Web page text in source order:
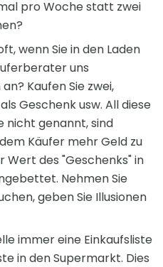
pro Woche statt zwei
wenn Sie in den Laden
uns
Kaufen Sie zwei,
Geschenk usw. All diese
nicht genannt, sind
Käufer mehr Geld zu
Wert des "Geschenks" in
Nehmen Sie
geben Sie Illusionen
immer eine Einkaufsliste
in den Supermarkt. Dies